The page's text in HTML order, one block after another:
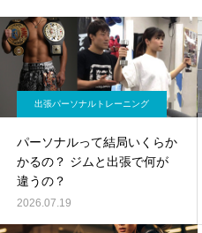
出張パーソナルトレーニング
パーソナルって結局いくらか
かるの？ ジムと出張で何が
違うの？
2026.07.19